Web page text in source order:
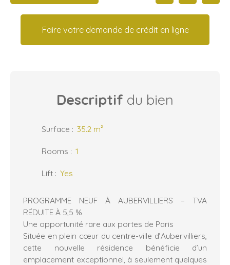
Faire votre demande de crédit en ligne
Descriptif du bien
Surface : 35.2 m²
Rooms : 1
Lift : Yes
PROGRAMME NEUF À AUBERVILLIERS – TVA
RÉDUITE À 5,5 %
Une opportunité rare aux portes de Paris
Située en plein cœur du centre-ville d’Aubervilliers,
cette nouvelle résidence bénéficie d’un
emplacement exceptionnel, à seulement quelques